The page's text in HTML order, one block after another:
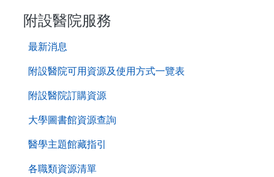
附設醫院服務
第
二
層
覽
列
最新消息
附設醫院可用資源及使用方式一覽表
附設醫院訂購資源
大學圖書館資源查詢
醫學主題館藏指引
各職類資源清單